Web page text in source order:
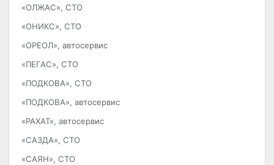
«ОЛЖАС», СТО
«ОНИКС», СТО
«ОРЕОЛ», автосервис
«ПЕГАС», СТО
«ПОДКОВА», СТО
«ПОДКОВА», автосервис
«РАХАТ», автосервис
«САЗДА», СТО
«САЯН», СТО